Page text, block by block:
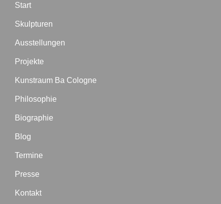
Start
Skulpturen
Ausstellungen
Projekte
Kunstraum Ba Cologne
Philosophie
Biographie
Blog
Termine
Presse
Kontakt